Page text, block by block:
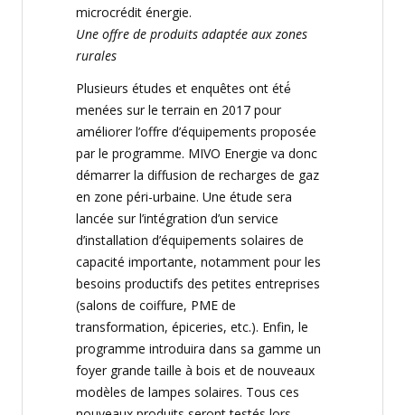
microcrédit énergie.
Une offre de produits adaptée aux zones
rurales
Plusieurs études et enquêtes ont été́
menées sur le terrain en 2017 pour
améliorer l’offre d’équipements proposée
par le programme. MIVO Energie va donc
démarrer la diffusion de recharges de gaz
en zone péri-urbaine. Une étude sera
lancée sur l’intégration d’un service
d’installation d’équipements solaires de
capacite ́ importante, notamment pour les
besoins productifs des petites entreprises
(salons de coiffure, PME de
transformation, épiceries, etc.). Enfin, le
programme introduira dans sa gamme un
foyer grande taille à bois et de nouveaux
modèles de lampes solaires. Tous ces